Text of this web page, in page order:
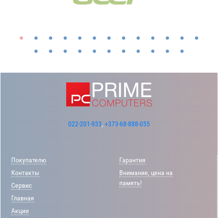
022-201-933, +373-68-888-055
Покупателю
Контакты
Сервис
Главная
Акции
Гарантия
Внимание, цена на
память!